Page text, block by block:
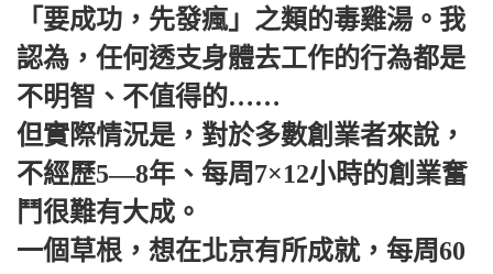
「要成功，先發瘋‌‌」之類的毒雞湯。我
認為，任何透支身體去工作的行為都是
不明智、不值得的……
但實際情況是，對於多數創業者來說，
不經歷5—8年、每周7×12小時的創業奮
鬥很難有大成。
一個草根，想在北京有所成就，每周60